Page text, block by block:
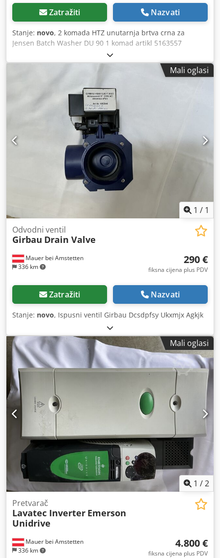
Zatražiti Nazvati
Stanje: novo, 2 komada HTZ unutarnja brtva crna za
Jensen Batch Washer DU 90 1 komad artikl 5163557
Dedpoy Uid Uefx Agkeck 1 komad artikl 5163558
Mali oglasi
1 / 1
Mauer bei Amstetten
336 km
Odvodni ventil
Girbau Drain Valve
290 €
fiksna cijena plus PDV
Zatražiti Nazvati
Stanje: novo, Ispusni ventil Girbau Dcsdpfsy Ukxmjx Agkjk
Mali oglasi
1 /2
Mauer bei Amstetten
336 km
Pretvarač
Lavatec Inverter Emerson
Unidrive
4.800 €
fiksna cijena plus PDV